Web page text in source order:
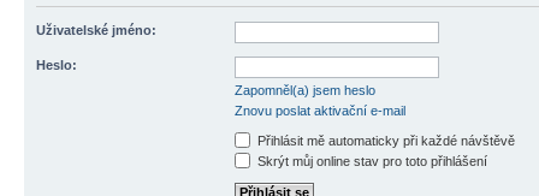
Uživatelské jméno:
Heslo:
Zapomněl(a) jsem heslo
Znovu poslat aktivační e-mail
Přihlásit mě automaticky při každé návštěvě
Skrýt můj online stav pro toto přihlášení